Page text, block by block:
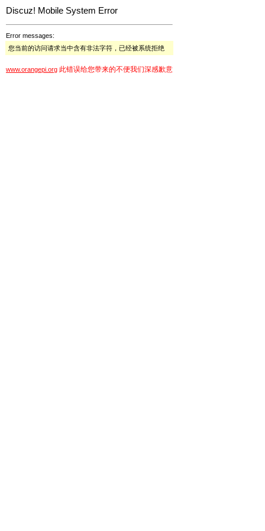
Discuz! Mobile System Error
Error messages:
您当前的访问请求当中含有非法字符，已经被系统拒绝
www.orangepi.org 此错误给您带来的不便我们深感歉意